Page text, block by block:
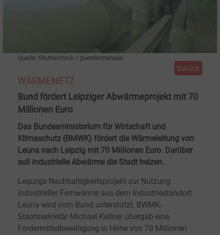
Quelle: Shutterstock / guentermanaus
zurück
WÄRMENETZ
Bund fördert Leipziger Abwärmeprojekt mit 70
Millionen Euro
Das Bundesministerium für Wirtschaft und
Klimaschutz (BMWK) fördert die Wärmeleitung von
Leuna nach Leipzig mit 70 Millionen Euro. Darüber
soll industrielle Abwärme die Stadt heizen.
Leipzigs Nachhaltigkeitsprojekt zur Nutzung
industrieller Fernwärme aus dem Industriestandort
Leuna wird vom Bund unterstützt. BWMK-
Staatssekretär Michael Kellner übergab eine
Fördermittelbewilligung in Höhe von 70 Millionen